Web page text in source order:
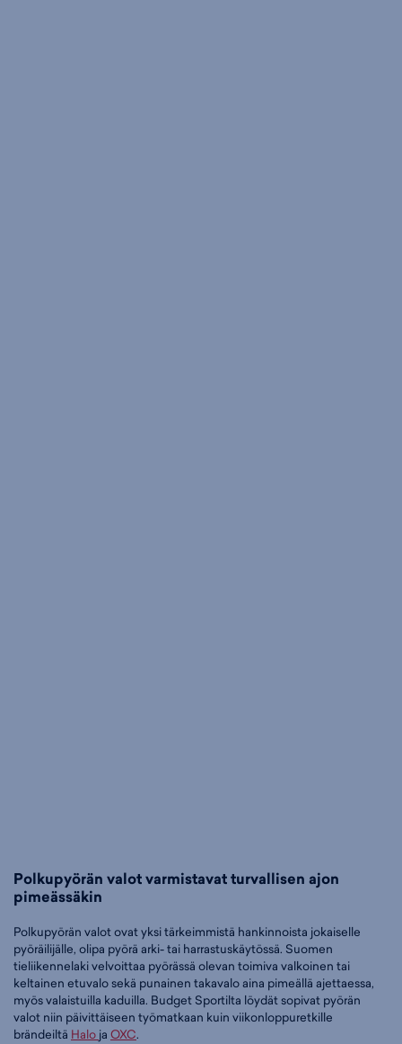
Polkupyörän valot varmistavat turvallisen ajon
pimeässäkin
Polkupyörän valot ovat yksi tärkeimmistä hankinnoista jokaiselle
pyöräilijälle, olipa pyörä arki- tai harrastuskäytössä. Suomen
tieliikennelaki velvoittaa pyörässä olevan toimiva valkoinen tai
keltainen etuvalo sekä punainen takavalo aina pimeällä ajettaessa,
myös valaistuilla kaduilla. Budget Sportilta löydät sopivat pyörän
valot niin päivittäiseen työmatkaan kuin viikonloppuretkille
brändeiltä Halo ja OXC.